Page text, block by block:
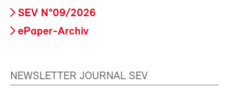
SEV N°09/2026
ePaper-Archiv
NEWSLETTER JOURNAL SEV